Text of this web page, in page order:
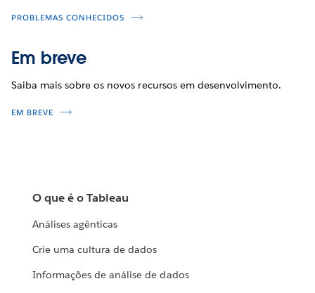
PROBLEMAS CONHECIDOS
Em breve
Saiba mais sobre os novos recursos em desenvolvimento.
EM BREVE
O que é o Tableau
Análises agênticas
Crie uma cultura de dados
Informações de análise de dados